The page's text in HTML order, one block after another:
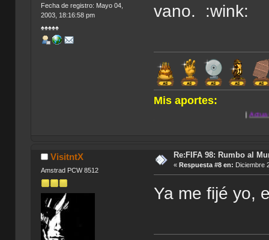
Fecha de registro: Mayo 04,
2003, 18:16:58 pm
♠♠♠♠♠
vano. :wink:
Mis aportes:
|Anno
VisitntX
Amstrad PCW 8512
Re:FIFA 98: Rumbo al
« Respuesta #8 en: Diciembre
Ya me fijé yo,